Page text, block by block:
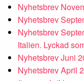
Nyhetsbrev
Nyhetsbrev
Nyhetsbrev
Italien. Lyckad
Nyhetsbrev Juni
Nyhetsbrev April